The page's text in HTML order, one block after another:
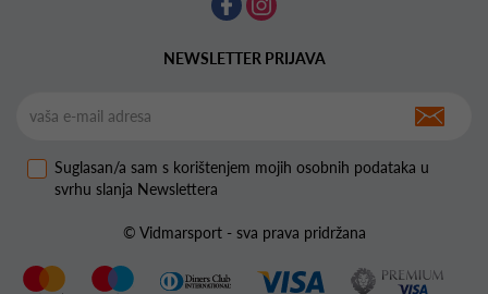
NEWSLETTER PRIJAVA
Suglasan/a sam s korištenjem mojih osobnih podataka u
svrhu slanja Newslettera
© Vidmarsport - sva prava pridržana